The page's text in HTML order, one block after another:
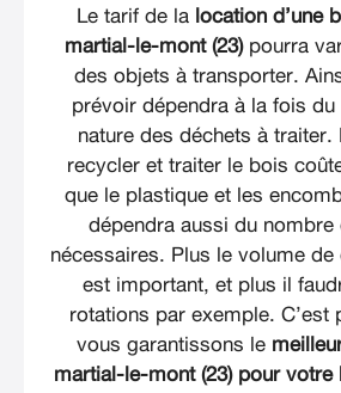
Le tarif de la location d’une
martial-le-mont (23)pourra
des objets à transporter.
prévoir dépendra à la fois
nature des déchets à traiter.
recycler et traiter le bois
que le plastique et les
dépendra aussi du nombre
nécessaires. Plus le volume de
est important, et plus il
rotations par exemple. C’est
vous garantissons le
martial-le-mont (23) pour votre